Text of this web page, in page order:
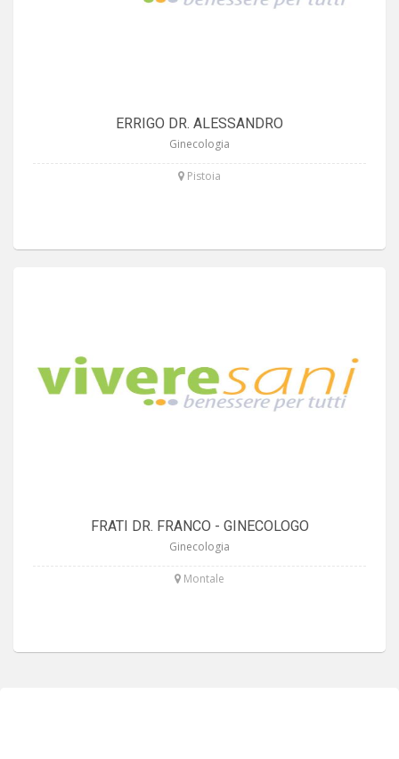
ERRIGO DR. ALESSANDRO
Ginecologia
Pistoia
FRATI DR. FRANCO - GINECOLOGO
Ginecologia
Montale